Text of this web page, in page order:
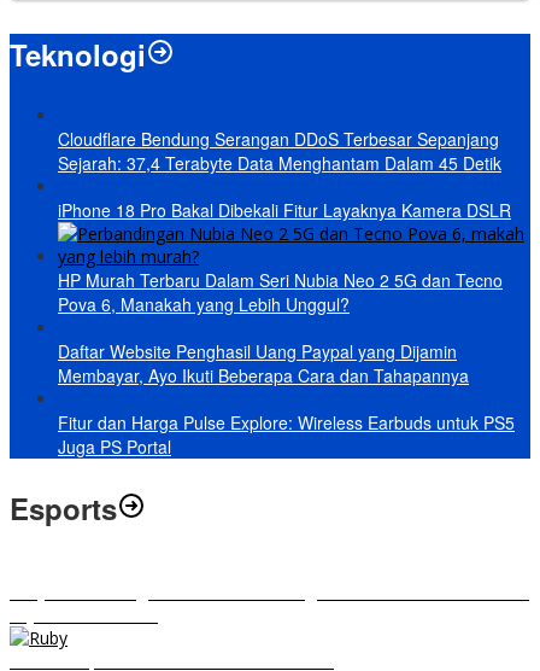
Teknologi
Cloudflare Bendung Serangan DDoS Terbesar Sepanjang
Sejarah: 37,4 Terabyte Data Menghantam Dalam 45 Detik
iPhone 18 Pro Bakal Dibekali Fitur Layaknya Kamera DSLR
HP Murah Terbaru Dalam Seri Nubia Neo 2 5G dan Tecno
Pova 6, Manakah yang Lebih Unggul?
Daftar Website Penghasil Uang Paypal yang Dijamin
Membayar, Ayo Ikuti Beberapa Cara dan Tahapannya
Fitur dan Harga Pulse Explore: Wireless Earbuds untuk PS5
Juga PS Portal
Esports